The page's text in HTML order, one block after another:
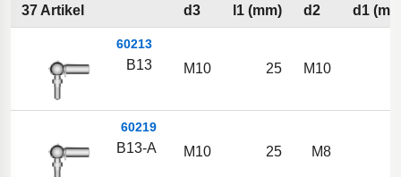
37 Artikel d3 l1 (mm) d2 d1
60213
B13 M10 25 M10
60219
B13-A M10 25 M8